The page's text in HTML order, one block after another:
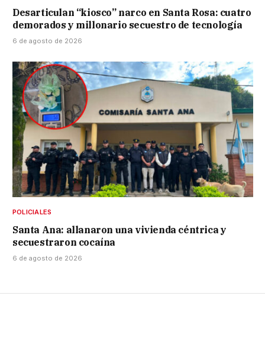
Desarticulan “kiosco” narco en Santa Rosa: cuatro
demorados y millonario secuestro de tecnología
6 de agosto de 2026
POLICIALES
Santa Ana: allanaron una vivienda céntrica y
secuestraron cocaína
6 de agosto de 2026